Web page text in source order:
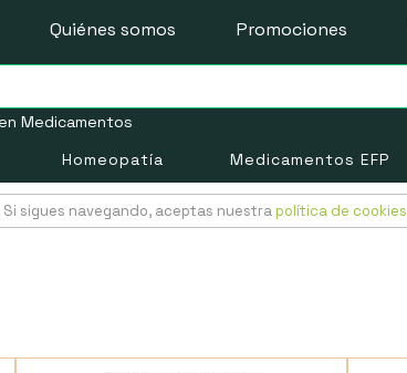
Medicamentos
Quiénes somos Promociones
Homeopatía Medicamentos EFP
sigues navegando, aceptas nuestra política de cookies